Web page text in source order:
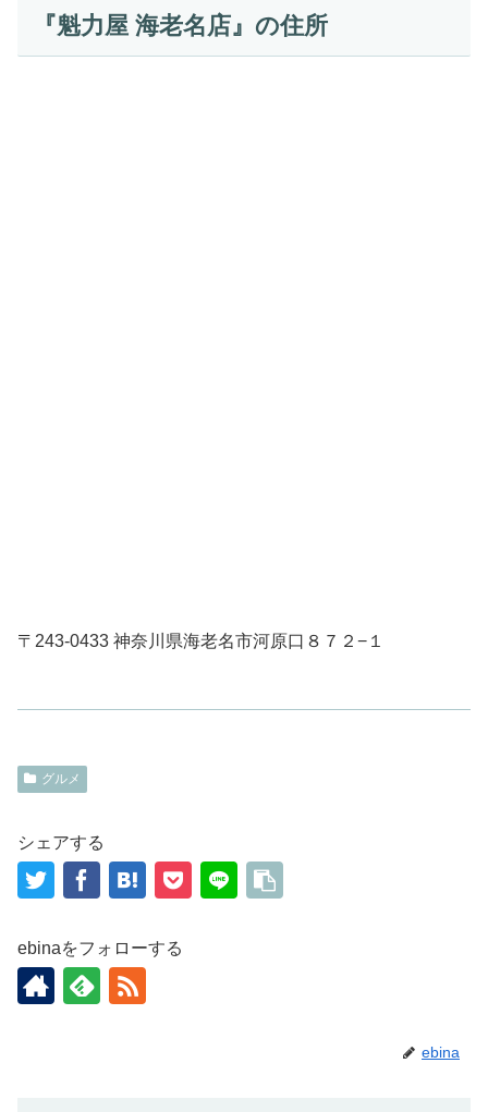
『魁力屋 海老名店』の住所
〒243-0433 神奈川県海老名市河原口８７２−１
グルメ
シェアする
ebinaをフォローする
ebina